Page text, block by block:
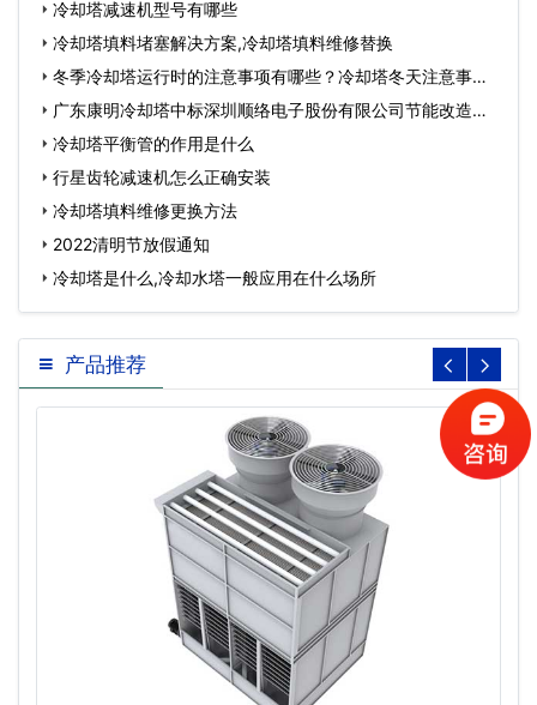
冷却塔减速机型号有哪些
冷却塔填料堵塞解决方案,冷却塔填料维修替换
冬季冷却塔运行时的注意事项有哪些？冷却塔冬天注意事
项…广东康明冷却塔中标深圳顺络电子股份有限公司节能改造工
程…冷却塔平衡管的作用是什么
行星齿轮减速机怎么正确安装
冷却塔填料维修更换方法
2022清明节放假通知
冷却塔是什么,冷却水塔一般应用在什么场所
产品推荐